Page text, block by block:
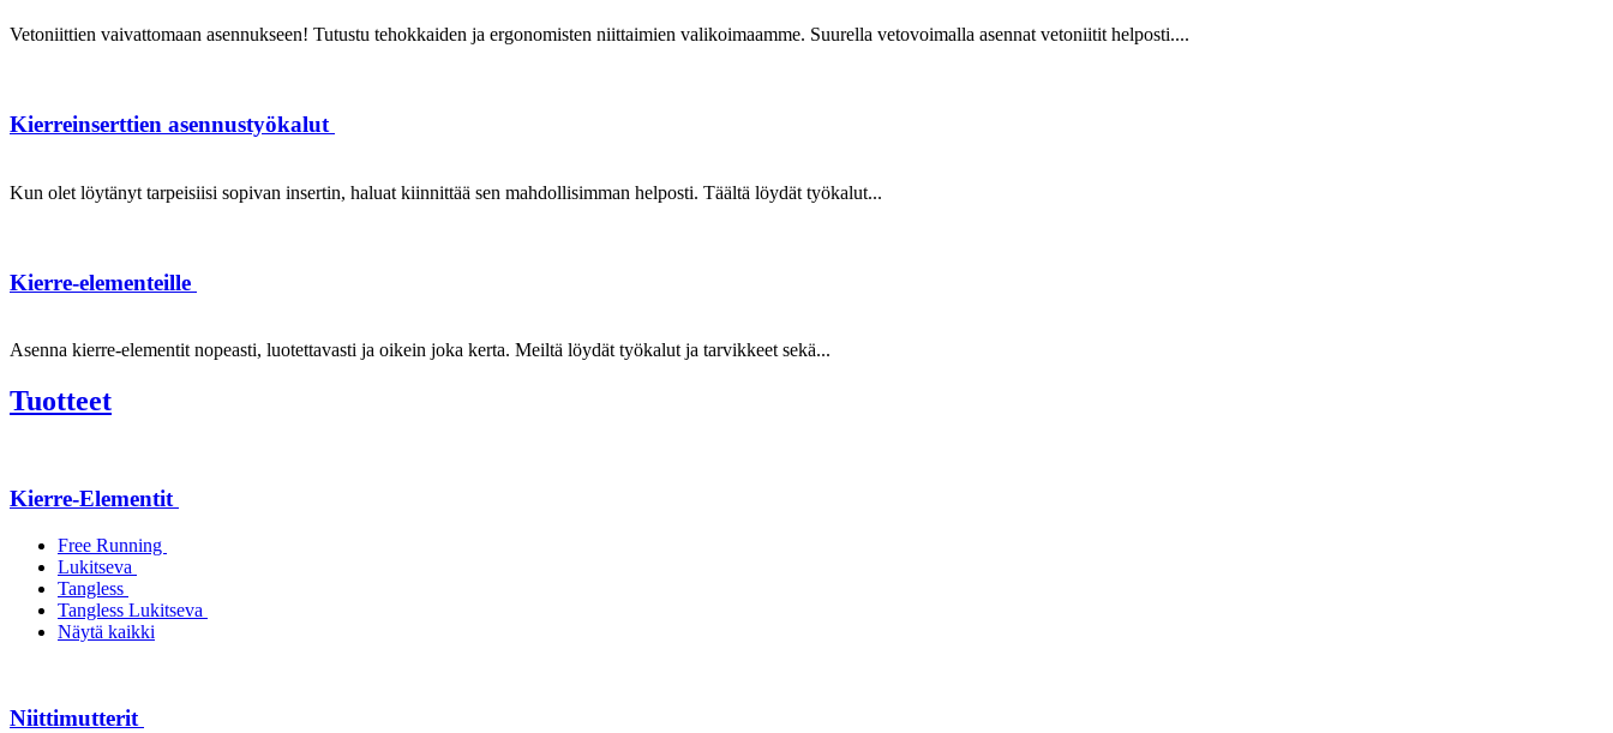
Vetoniittien vaivattomaan asennukseen! Tutustu tehokkaiden ja ergonomisten niittaimien valikoimaamme. Suurella vetovoimalla asennat vetoniitit helposti....
Kierreinserttien asennustyökalut
Kun olet löytänyt tarpeisiisi sopivan insertin, haluat kiinnittää sen mahdollisimman helposti. Täältä löydät työkalut...
Kierre-elementeille
Asenna kierre-elementit nopeasti, luotettavasti ja oikein joka kerta. Meiltä löydät työkalut ja tarvikkeet sekä...
Tuotteet
Kierre-Elementit
Free Running
Lukitseva
Tangless
Tangless Lukitseva
Näytä kaikki
Niittimutterit